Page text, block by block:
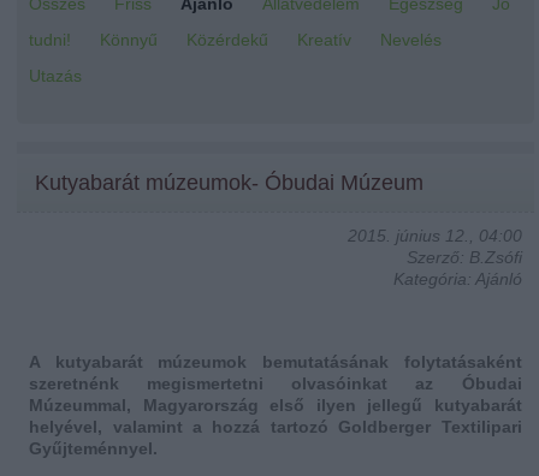
tudni!
Könnyű Közérdekű Kreatív
Nevelés
Utazás
Kutyabarát múzeumok- Óbudai Múzeum
2015. június 12., 04:00
Szerző: B.Zsófi
Kategória: Ajánló
A kutyabarát múzeumok bemutatásának folytatásaként
szeretnénk megismertetni olvasóinkat az Óbudai
Múzeummal, Magyarország első ilyen jellegű kutyabarát
helyével, valamint a hozzá tartozó Goldberger Textilipari
Gyűjteménnyel.